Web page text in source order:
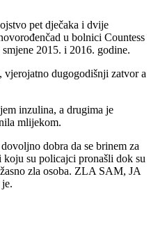
pet dječaka i dvije
u bolnici Countess
2015. i 2016. godine.
vjerojatno dugogodišnji zatvor a
inzulina, a drugima je
mlijekom.
dobra da se brinem za
su policajci pronašli dok su
zla osoba. ZLA SAM, JA